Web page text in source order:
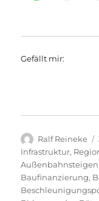
Gefällt mir:
Autor
Ralf Reineke
Infrastruktur,
Außenbahnsteigen
Baufinanzierung,